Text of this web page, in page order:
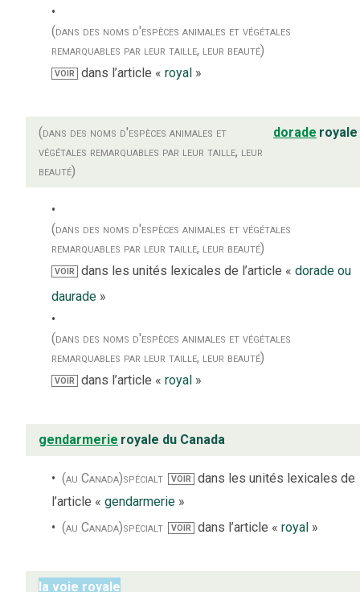
(dans des noms d'espèces animales et végétales
remarquables par leur taille, leur beauté)
VOIR dans l’article «royal »
(dans des noms d'espèces animales et
végétales remarquables par leur taille, leur
beauté)
dorade royale
(dans des noms d'espèces animales et végétales
remarquables par leur taille, leur beauté)
VOIR dans les unités lexicales de l’article «dorade ou
daurade »
(dans des noms d'espèces animales et végétales
remarquables par leur taille, leur beauté)
VOIR dans l’article «royal »
gendarmerie royale du Canada
(au Canada)spécialt VOIR dans les unités lexicales de
l’article « gendarmerie »
(au Canada)spécialt VOIR dans l’article « royal»
la voie royale